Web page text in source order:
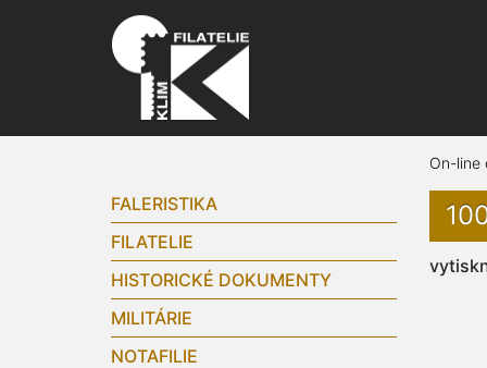
FALERISTIKA
FILATELIE
HISTORICKÉ DOKUMENTY
MILITÁRIE
NOTAFILIE
On-line